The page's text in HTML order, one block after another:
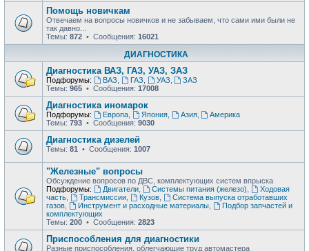
Помощь новичкам
Отвечаем на вопросы новичков и не забываем, что сами ими были не
так давно...
Темы: 872 • Сообщения: 16021
ДИАГНОСТИКА
Диагностика ВАЗ, ГАЗ, УАЗ, ЗАЗ
Подфорумы: ВАЗ ГАЗ УАЗ
ЗАЗ
Темы: 965 • Сообщения: 17008
Диагностика иномарок
Подфорумы: Европа, Япония, Азия,
Америка
Темы: 793 • Сообщения: 9030
Диагностика дизелей
Темы: 81 • Сообщения: 1007
"Железные" вопросы
Обсуждение вопросов по ДВС, комплектующих систем впрыска
Подфорумы:
Двигатели, Системы питания (железо)
Ходовая
часть
Трансмиссии, Кузов,
Система выпуска отработавших
газов
Инструмент и расходные материалы,
Подбор запчастей и
комплектующих
Темы: 200 • Сообщения: 2823
Приспособления для диагностики
Разные приспособления, облегчающие труд автомастера